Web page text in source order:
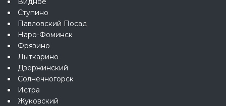
Ступино
Павловский Посад
Наро-Фоминск
Фрязино
Лыткарино
Дзержинский
Солнечногорск
Истра
Жуковский